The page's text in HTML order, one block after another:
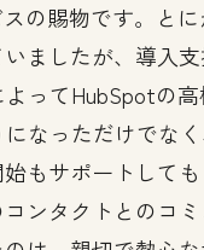
の賜物です。と
ましたが、導入
よってHubSpotの
なっただけでな
もサポートして
ンタクトとのコ